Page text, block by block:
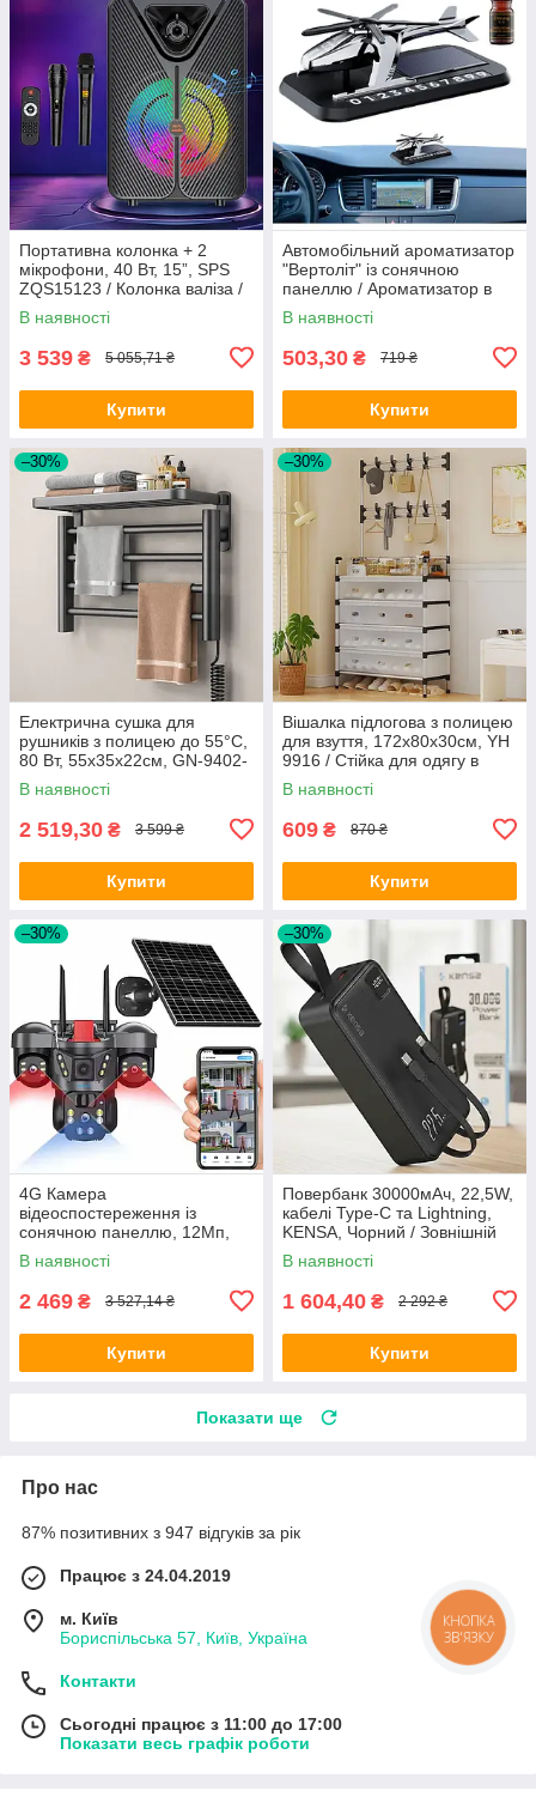
Портативна колонка + 2
мікрофони, 40 Вт, 15”, SPS
ZQS15123 / Колонка валіза /
Караоке-колонка / Bluetooth
колонка
В наявності
3 539 ₴ 5 055,71 ₴
Купити
Автомобільний ароматизатор
"Вертоліт" із сонячною
панеллю / Ароматизатор в
машину з автовізиткою /
Пахучка в машину
В наявності
503,30 ₴ 719 ₴
Купити
–30%
Електрична сушка для
рушників з полицею до 55°C,
80 Вт, 55x35x22см, GN-9402-
G / Електросушарка / Сушка
для білизни настінна
В наявності
2 519,30 ₴ 3 599 ₴
Купити
–30%
Вішалка підлогова з полицею
для взуття, 172х80х30см, YH
9916 / Стійка для одягу в
передпокій / Стійка вішалка
для одягу та взуття
В наявності
609 ₴ 870 ₴
Купити
–30%
4G Камера
відеоспостереження із
сонячною панеллю, 12Мп,
VU30 / Вулична камера
поворотна / IP камера
В наявності
2 469 ₴ 3 527,14 ₴
Купити
–30%
Повербанк 30000мАч, 22,5W,
кабелі Type-C та Lightning,
KENSA, Чорний / Зовнішній
акумулятор для телефона /
Павербанк / Powerbank
В наявності
1 604,40 ₴ 2 292 ₴
Купити
Показати ще
Про нас
87% позитивних з 947 відгуків за рік
Працює з 24.04.2019
м. Київ
Бориспільська 57, Київ, Україна
Контакти
Сьогодні працює з 11:00 до 17:00
Показати весь графік роботи
КНОПКА
ЗВ'ЯЗКУ